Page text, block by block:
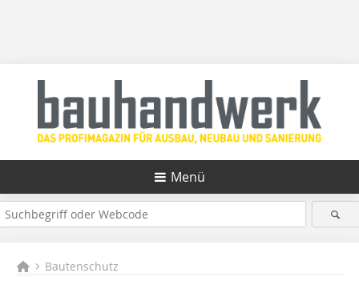
Menü
Bautenschutz